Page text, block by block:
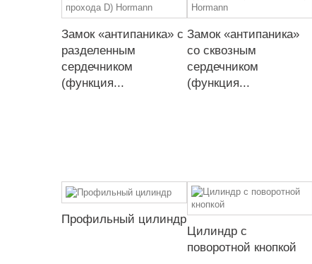
Замок «антипаника» с
разделенным
сердечником
(функция...
Замок «антипаника»
со сквозным
сердечником
(функция...
Профильный цилиндр
Цилиндр с
поворотной кнопкой